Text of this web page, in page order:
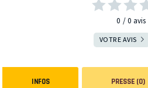
0 0 avis
VOTRE AVIS
INFOS PRESSE (0)